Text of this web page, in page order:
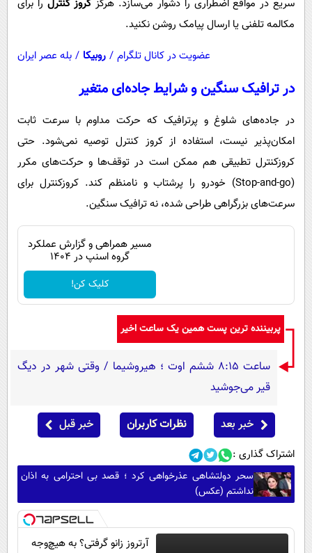
اجتماعی
حیات وحش
سیاست خارجی
سریع در مواقع اضطراری را دشوار می‌سازد. هرگزکروز کنترل را برای
مکالمه تلفنی یا ارسال پیامک روشن نکنید.
عضویت در کانال تلگرام / روبیکا / بله عصر ایران
در ترافیک سنگین و شرایط جاده‌ای متغیر
در جاده‌های شلوغ و پرترافیک که حرکت مداوم با سرعت ثابت
امکان‌پذیر نیست، استفاده از کروز کنترل توصیه نمی‌شود. حتی
کروزکنترل تطبیقی هم ممکن است در توقف‌ها و حرکت‌های مکرر
(Stop-and-go) خودرو را پرشتاب و نامنظم کند. کروزکنترل برای
سرعت‌های بزرگراهی طراحی شده، نه ترافیک سنگین.
مسیر همراهی و گزارش عملکرد
گروه اسنپ در ۱۴۰۴
کلیک کن!
پربیننده ترین پست همین یک ساعت اخیر
ساعت ۸:۱۵ ششم اوت ؛ هیروشیما / وقتی شهر در دیگ
قیر می‌جوشید
خبر بعد نظرات کاربران خبر قبل
اشتراک گذاری :
سحر دولتشاهی عذرخواهی کرد ؛ قصد بی احترامی به اذان
نداشتم (عکس)
آرتروز زانو گرفتی؟ به هیچ‌وجه